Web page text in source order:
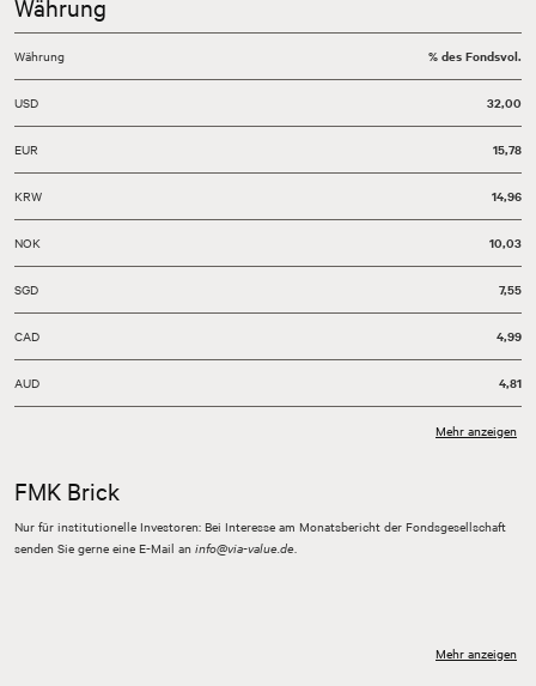
Währung
Währung % des Fondsvol.
USD 32,00
EUR 15,78
KRW 14,96
NOK 10,03
SGD 7,55
CAD 4,99
AUD 4,81
Mehr anzeigen
FMK Brick
Nur für institutionelle Investoren: Bei Interesse am Monatsbericht der Fondsgesellschaft
senden Sie gerne eine E-Mail an info@via-value.de.
Mehr anzeigen